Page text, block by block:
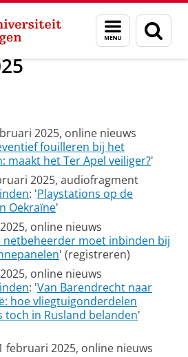
Menu
en
zoeken
In de media
2025, online nieuws
fouilleren bij het
maakt het Ter Apel veiliger?'
2025, audiofragment
: 'Playstations op de
Oekraïne'
online nieuws
netbeheerder moet inbinden bij
' (registreren)
online nieuws
: 'Van Barendrecht naar
hoe vliegtuigonderdelen
toch in Rusland belanden'
februari 2025, online nieuws